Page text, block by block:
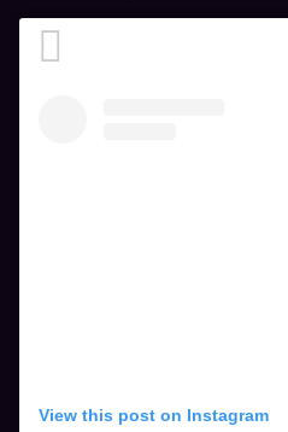
View this post on Instagram